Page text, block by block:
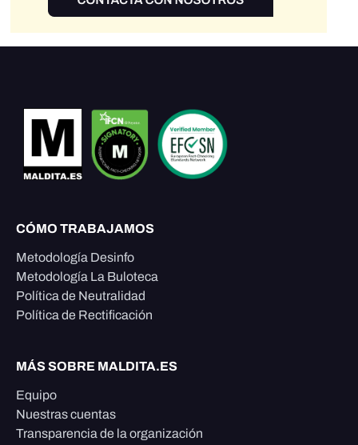
CÓMO TRABAJAMOS
Metodología Desinfo
Metodología La Buloteca
Política de Neutralidad
Política de Rectificación
MÁS SOBRE MALDITA.ES
Equipo
Nuestras cuentas
Transparencia de la organización